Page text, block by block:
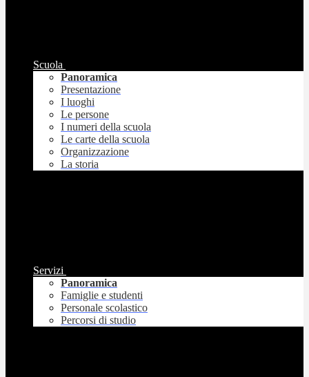
Scuola
Panoramica
Presentazione
I luoghi
Le persone
I numeri della scuola
Le carte della scuola
Organizzazione
La storia
Servizi
Panoramica
Famiglie e studenti
Personale scolastico
Percorsi di studio